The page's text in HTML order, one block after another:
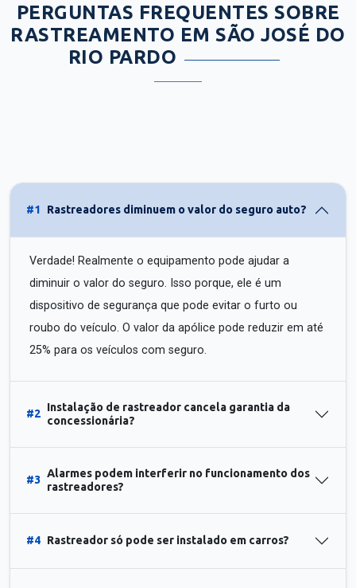
PERGUNTAS FREQUENTES SOBRE
RASTREAMENTO EM SÃO JOSÉ DO
RIO PARDO
#1 Rastreadores diminuem o valor do seguro auto?
Verdade! Realmente o equipamento pode ajudar a
diminuir o valor do seguro. Isso porque, ele é um
dispositivo de segurança que pode evitar o furto ou
roubo do veículo. O valor da apólice pode reduzir em até
25% para os veículos com seguro.
#2
Instalação de rastreador cancela garantia da
concessionária?
#3
Alarmes podem interferir no funcionamento dos
rastreadores?
#4 Rastreador só pode ser instalado em carros?